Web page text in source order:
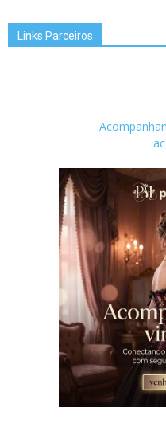
Links Parceiros